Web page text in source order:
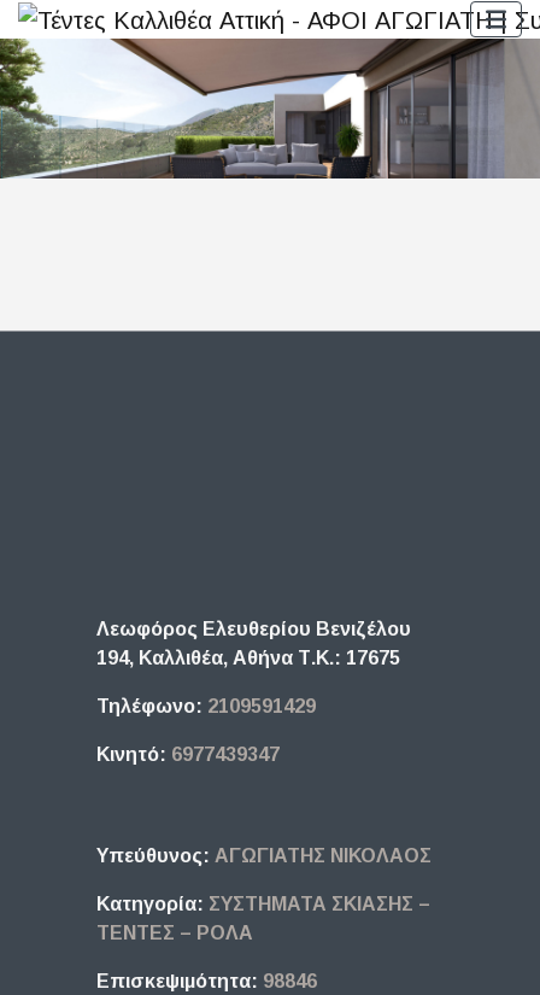
Λεωφόρος Ελευθερίου Βενιζέλου
194, Καλλιθέα, Αθήνα Τ.Κ.: 17675
Τηλέφωνο: 2109591429
Κινητό: 6977439347
Υπεύθυνος: ΑΓΩΓΙΑΤΗΣ ΝΙΚΟΛΑΟΣ
Κατηγορία: ΣΥΣΤΗΜΑΤΑ ΣΚΙΑΣΗΣ –
ΤΕΝΤΕΣ – ΡΟΛΑ
Επισκεψιμότητα: 98846